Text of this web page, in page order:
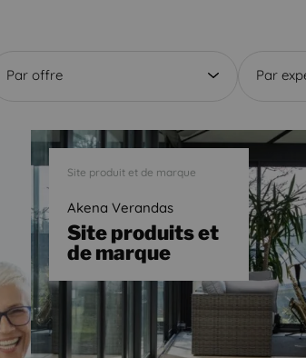
Par offre Par
Site produit et de marque
Akena Verandas
Site produits et
de marque